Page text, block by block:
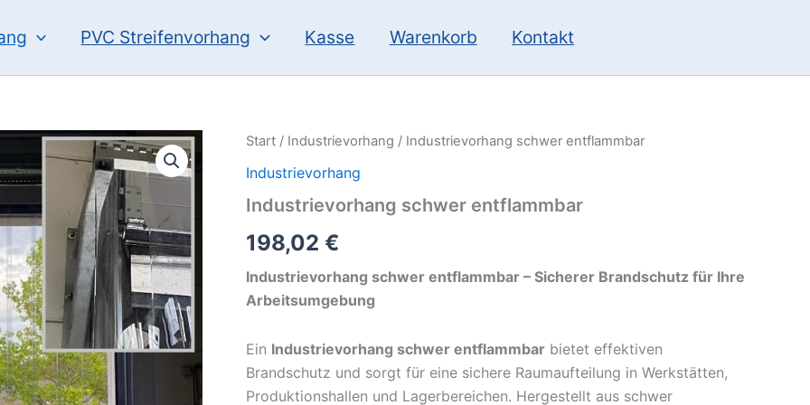
PVC Streifenvorhang Kasse Warenkorb Kontakt
Start / Industrievorhang / Industrievorhang schwer entflammbar
Industrievorhang
Industrievorhang schwer entflammbar
198,02 €
Industrievorhang schwer entflammbar – Sicherer Brandschutz für Ihre
Arbeitsumgebung
Ein Industrievorhang schwer entflammbar bietet effektiven
Brandschutz und sorgt für eine sichere Raumaufteilung in Werkstätten,
Produktionshallen und Lagerbereichen. Hergestellt aus schwer
Industrievorhang
entflammbar